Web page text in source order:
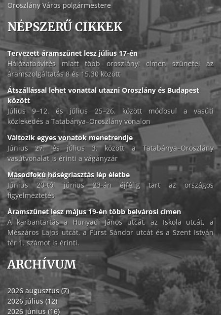
Oroszlány Város polgármestere
NÉPSZERŰ CIKKEK
Tervezett áramszünet lesz július 17-én
Hálózatbővítés miatt több oroszlányi címen szünetel az
áramszolgáltatás 8 és 15.30 között
Átszállással lehet vonattal utazni Oroszlány és Budapest
között
Július 9–12. és július 25–26. között módosul a vasúti
közlekedés a Tatabánya–Oroszlány vonalon
Változik egyes vonatok menetrendje
Június 27. és július 3. között a Tatabánya–Oroszlány
vasútvonalat is érinti a vágányzár
Másodfokú hőségriasztás lép életbe
Június 20-tól június 23-án éjfélig tart az országos
figyelmeztetés
Áramszünet lesz május 19-én több belvárosi címen
A karbantartás a Hunyadi János utcát, az Iskola utcát, a
Mészáros Lajos utcát, a Fürst Sándor utcát és a Szent István
tér 1. számot is érinti.
ARCHÍVUM
2026 augusztus (7)
2026 július (12)
2026 június (16)